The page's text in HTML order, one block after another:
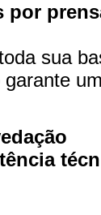
por
sua